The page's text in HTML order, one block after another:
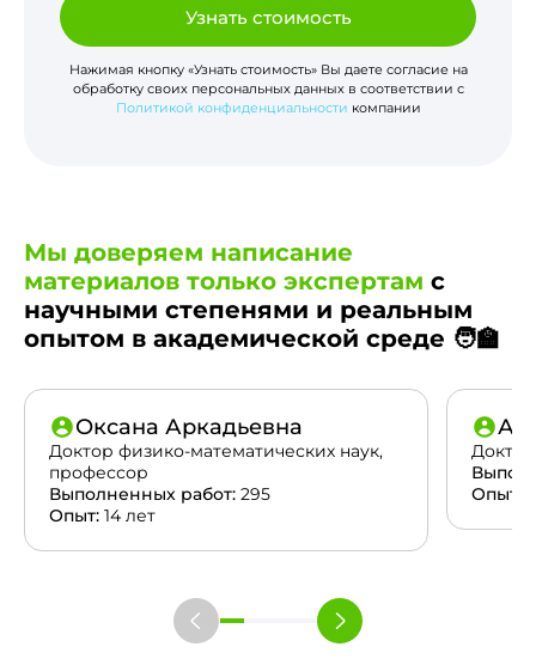
Узнать стоимость
Нажимая кнопку «Узнать стоимость» Вы даете согласие на
обработку своих персональных данных в соответствии с
Политикой конфиденциальности компании
Мы доверяем написание
материалов только экспертам с
научными степенями и реальным
опытом в академической среде 🧑‍🏫
Оксана Аркадьевна
Доктор физико-математических наук,
профессор
Выполненных работ: 295
Опыт: 14 лет
Опыт: